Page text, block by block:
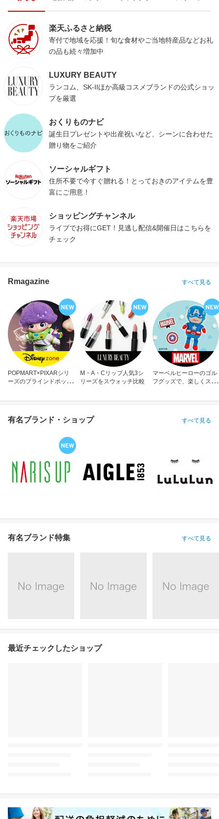
楽天ふるさと納税
寄付で地域を応援！旬な食材やご当地特産品などお礼
の品も続々増加中
LUXURY BEAUTY
ランコム、SK-IIほか高級コスメブランドの公式ショッ
プを厳選
おくりものナビ
誕生日プレゼントや出産祝いなど、シーンに合わせた
贈り物をご紹介
ソーシャルギフト
住所不要で今すぐ贈れる！とっておきのアイテムを豊
富にご用意！
ショッピングチャンネル
ライブでお得にGET！見逃し配信&開催日はこちらを
チェック
Rmagazine すべて見る
POPMART×PIXARシリ
ーズのブラインドボック
M・A・Cリップ人気3シ
リーズをスウォッチ比較
マーベルヒーローのゴル
フグッズで、楽しくスコ
有名ブランド・ショップ すべて見る
有名ブランド特集 すべて見る
最近チェックしたショップ